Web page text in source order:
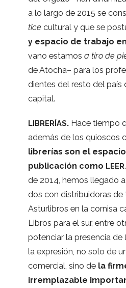
a lo largo de 2015 se
ticecul­tu­ral y que se
y espa­cio de tra­bajo
vano esta­mos a tiro de
de Ato­cha– para los
dien­tes del resto del país
capital.
LIBRERÍAS.Hace tiempo
ade­más de los quios­cos
libre­rías son el
publi­ca­ción como LEER
de 2014, hemos lle­gado
dos con dis­tri­bui­do­ras de
Astur­li­bros en la cor­nisa
Libros para el sur, entre
poten­ciar la pre­sen­cia de
la expre­sión, no solo de
comer­cial, sino de la
irrem­pla­za­ble